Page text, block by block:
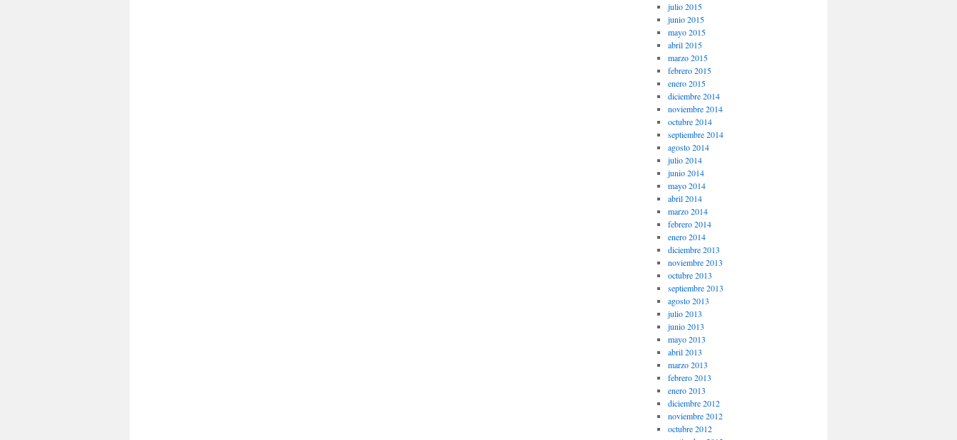
julio 2015
junio 2015
mayo 2015
abril 2015
marzo 2015
febrero 2015
enero 2015
diciembre 2014
noviembre 2014
octubre 2014
septiembre 2014
agosto 2014
julio 2014
junio 2014
mayo 2014
abril 2014
marzo 2014
febrero 2014
enero 2014
diciembre 2013
noviembre 2013
octubre 2013
septiembre 2013
agosto 2013
julio 2013
junio 2013
mayo 2013
abril 2013
marzo 2013
febrero 2013
enero 2013
diciembre 2012
noviembre 2012
octubre 2012